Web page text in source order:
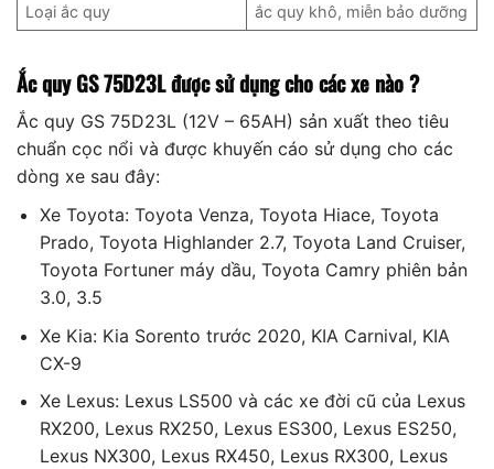
Loại ắc quy
ắc quy khô, miễn bảo dưỡng
Ắc quy GS75D23Lđược sử dụng cho các xe nào ?
Ắc quy GS 75D23L (12V – 65AH) sản xuất theo tiêu
chuẩn cọc nổi và được khuyến cáo sử dụng cho các
dòng xe sau đây:
Xe Toyota: Toyota Venza, Toyota Hiace, Toyota
Prado, Toyota Highlander 2.7, Toyota Land Cruiser,
Toyota Fortuner máy dầu, Toyota Camry phiên bản
3.0, 3.5
Xe Kia: Kia Sorento trước 2020, KIA Carnival, KIA
CX-9
Xe Lexus: Lexus LS500 và các xe đời cũ của Lexus
RX200, Lexus RX250, Lexus ES300, Lexus ES250,
Lexus NX300, Lexus RX450, Lexus RX300, Lexus